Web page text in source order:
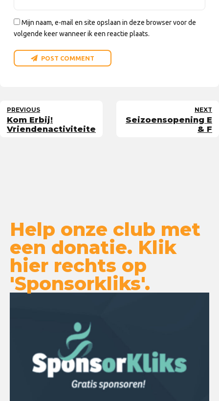
Mijn naam, e-mail en site opslaan in deze browser voor de
volgende keer wanneer ik een reactie plaats.
POST COMMENT
PREVIOUS
Kom Erbij!
Vriendenactiviteiten
NEXT
Seizoensopening E
& F
Help onze club met
een donatie. Klik
hier rechts op
'Sponsorkliks'.